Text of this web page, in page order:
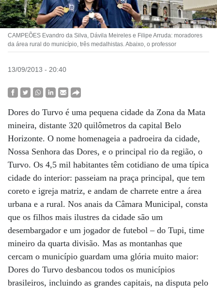
CAMPEÕES Evandro da Silva, Dávila Meireles e Filipe Arruda: moradores
da área rural do município, três medalhistas. Abaixo, o professor
13/09/2013 - 20:40
Dores do Turvo é uma pequena cidade da Zona da Mata
mineira, distante 320 quilômetros da capital Belo
Horizonte. O nome homenageia a padroeira da cidade,
Nossa Senhora das Dores, e o principal rio da região, o
Turvo. Os 4,5 mil habitantes têm cotidiano de uma típica
cidade do interior: passeiam na praça principal, que tem
coreto e igreja matriz, e andam de charrete entre a área
urbana e a rural. Nos anais da Câmara Municipal, consta
que os filhos mais ilustres da cidade são um
desembargador e um jogador de futebol – do Tupi, time
mineiro da quarta divisão. Mas as montanhas que
cercam o município guardam uma glória muito maior:
Dores do Turvo desbancou todos os municípios
brasileiros, incluindo as grandes capitais, na disputa pelo